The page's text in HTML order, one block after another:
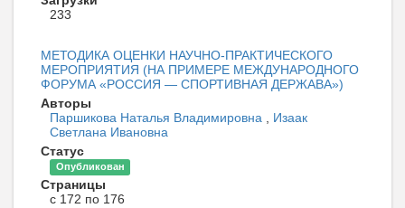
233
МЕТОДИКА ОЦЕНКИ НАУЧНО-ПРАКТИЧЕСКОГО
МЕРОПРИЯТИЯ (НА ПРИМЕРЕ МЕЖДУНАРОДНОГО
ФОРУМА «РОССИЯ — СПОРТИВНАЯ ДЕРЖАВА»)
Авторы
Паршикова Наталья Владимировна , Изаак
Светлана Ивановна
Статус
Опубликован
Страницы
с 172 по 176